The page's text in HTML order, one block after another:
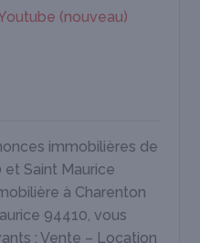
(nouveau)
immobilières de
Saint Maurice
à Charenton
94410, vous
: Vente – Location